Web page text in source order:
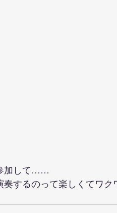
加して……
奏するのって楽しくてワ